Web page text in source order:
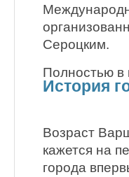
Сероцким.
Полностью в
История
Возраст
кажется на
города